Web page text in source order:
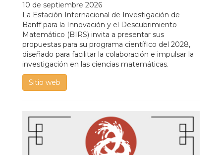
10 de septiembre 2026
La Estación Internacional de Investigación de
Banff para la Innovación y el Descubrimiento
Matemático (BIRS) invita a presentar sus
propuestas para su programa científico del 2028,
diseñado para facilitar la colaboración e impulsar la
investigación en las ciencias matemáticas.
Sitio web